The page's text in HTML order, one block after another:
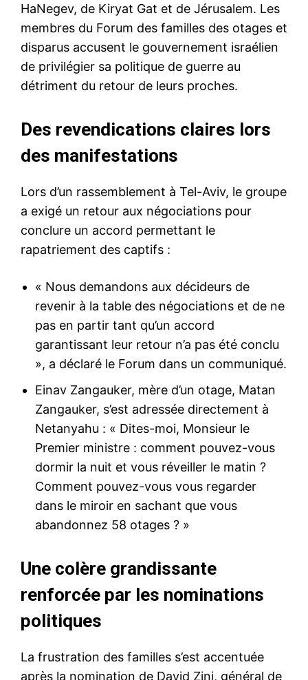
HaNegev, de Kiryat Gat et de Jérusalem. Les
membres du Forum des familles des otages et
disparus accusent le gouvernement israélien
de privilégier sa politique de guerre au
détriment du retour de leurs proches.
Des revendications claires lors
des manifestations
Lors d’un rassemblement à Tel-Aviv, le groupe
a exigé un retour aux négociations pour
conclure un accord permettant le
rapatriement des captifs :
« Nous demandons aux décideurs de
revenir à la table des négociations et de ne
pas en partir tant qu’un accord
garantissant leur retour n’a pas été conclu
», a déclaré le Forum dans un communiqué.
Einav Zangauker, mère d’un otage, Matan
Zangauker, s’est adressée directement à
Netanyahu : « Dites-moi, Monsieur le
Premier ministre : comment pouvez-vous
dormir la nuit et vous réveiller le matin ?
Comment pouvez-vous vous regarder
dans le miroir en sachant que vous
abandonnez 58 otages ? »
Une colère grandissante
renforcée par les nominations
politiques
La frustration des familles s’est accentuée
après la nomination de David Zini, général de